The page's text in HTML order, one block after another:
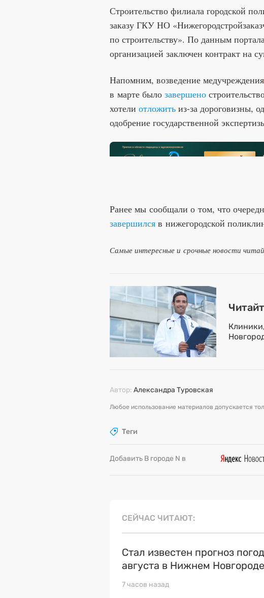
Строительство филиала городской
заказу ГКУ НО
по строительству». По данным
организацией заключен контракт на
Напомним, возведение медучреждения
в марте было завершено
хотели отложить из-за дороговизны,
одобрение государственной
Ранее мы сообщали о том, что
завершился в нижегородской
Самые интересные и срочные новости
Автор: Александра Туровская
Любое использование материалов допускается
Теги
Добавить В городе N в
СЕЙЧАС ЧИТАЮТ
Стал известен прогноз
августа в Нижнем Новгороде
7 часов назад